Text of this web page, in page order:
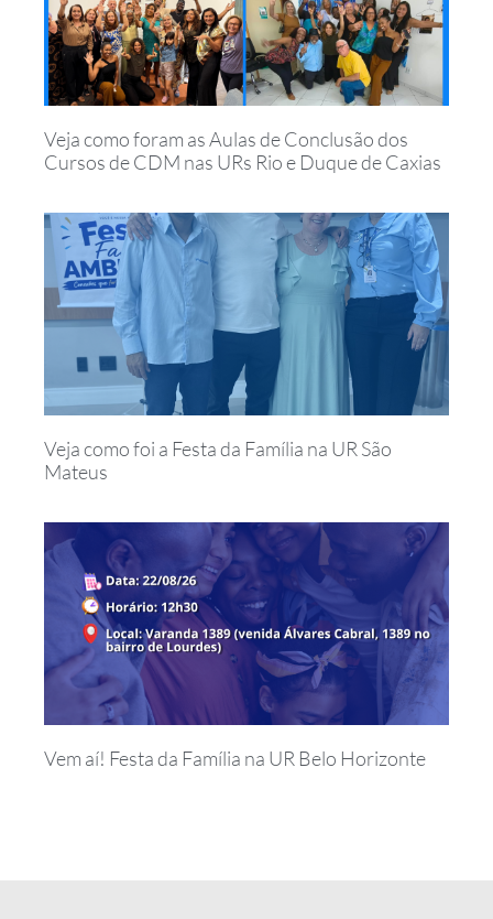
Veja como foram as Aulas de Conclusão dos
Cursos de CDM nas URs Rio e Duque de Caxias
Veja como foi a Festa da Família na UR São
Mateus
Vem aí! Festa da Família na UR Belo Horizonte